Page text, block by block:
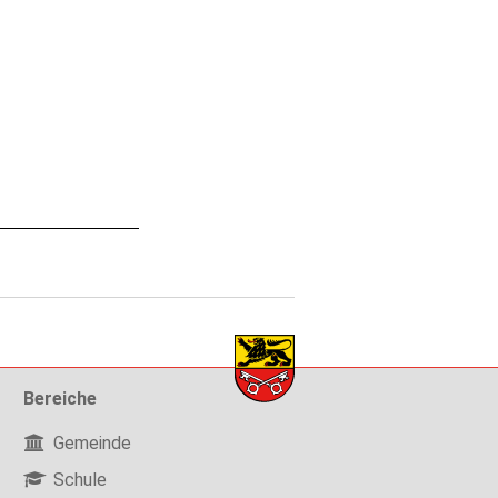
Bereiche
Gemeinde
Schule